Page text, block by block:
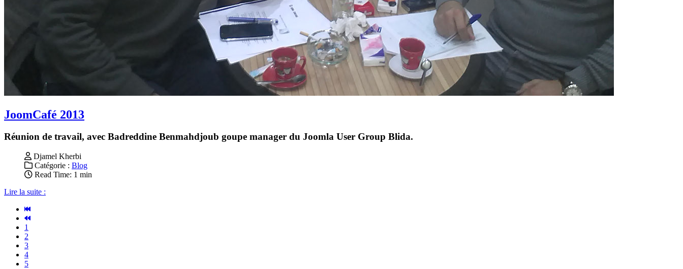
JoomCafé 2013
Réunion de travail, avec Badreddine Benmahdjoub goupe manager du Joomla User Group Blida.
Djamel Kherbi
Catégorie : Blog
Read Time: 1 min
Lire la suite :
1
2
3
4
5